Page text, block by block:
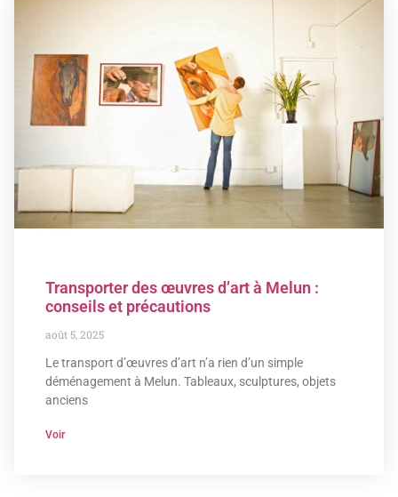
Transporter des œuvres d’art à Melun :
conseils et précautions
août 5, 2025
Le transport d’œuvres d’art n’a rien d’un simple
déménagement à Melun. Tableaux, sculptures, objets
anciens
Voir